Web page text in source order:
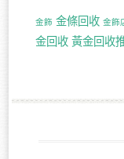
金飾 金條回收 金飾
金回收 黃金回收